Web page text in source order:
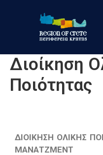
Περιφέρεια
Ενημέρωση
Έργα
Ψηφιακές
Υπηρεσίες
Διοίκηση
Ποιότητας
ΔΙΟΙΚΗΣΗ ΟΛΙΚΗΣ
ΜΑΝΑΤΖΜΕΝΤ